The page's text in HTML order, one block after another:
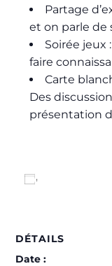
Partage
et on parle de
Soirée jeux
faire
Carte
Des
présentation
DÉTAILS
Date :